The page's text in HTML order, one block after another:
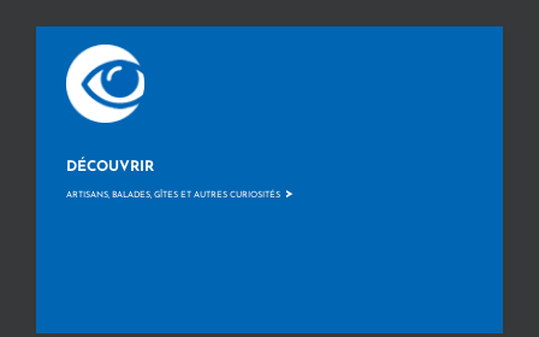
DÉCOUVRIR
ARTISANS, BALADES, GÎTES ET AUTRES CURIOSITÉS >